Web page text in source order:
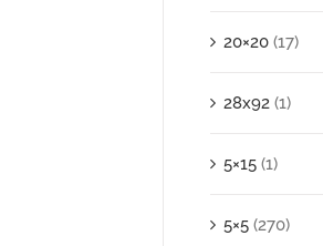
20×20 (17)
28x92 (1)
5×15 (1)
5×5 (270)